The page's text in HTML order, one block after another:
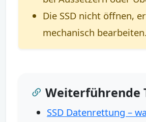
Die SSD nicht öffnen,
mechanisch bearbeiten.
Weiterführende
SSD Datenrettung –